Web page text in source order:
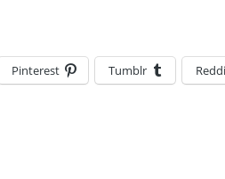
Tumblr
Pinterest